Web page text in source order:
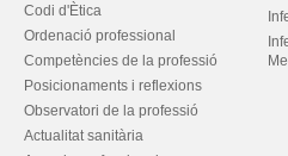
Codi d'Ètica
Ordenació professional
Competències de la professió
Posicionaments i reflexions
Observatori de la professió
Actualitat sanitària